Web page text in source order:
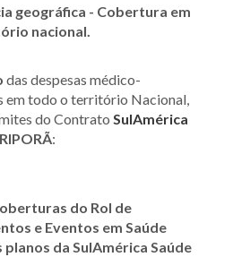
geográfica - Cobertura em
nacional.
das despesas médico-
em todo o território Nacional,
do Contrato SulAmérica
:
do Rol de
e Eventos em Saúde
planos da SulAmérica Saúde